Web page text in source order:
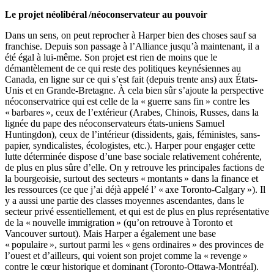
Le projet néolibéral /néoconservateur au pouvoir
Dans un sens, on peut reprocher à Harper bien des choses sauf sa
franchise. Depuis son passage à l’Alliance jusqu’à maintenant, il a
été égal à lui-même. Son projet est rien de moins que le
démantèlement de ce qui reste des politiques keynésiennes au
Canada, en ligne sur ce qui s’est fait (depuis trente ans) aux États-
Unis et en Grande-Bretagne. À cela bien sûr s’ajoute la perspective
néoconservatrice qui est celle de la « guerre sans fin » contre les
« barbares », ceux de l’extérieur (Arabes, Chinois, Russes, dans la
lignée du pape des néoconservateurs états-uniens Samuel
Huntingdon), ceux de l’intérieur (dissidents, gais, féministes, sans-
papier, syndicalistes, écologistes, etc.). Harper pour engager cette
lutte déterminée dispose d’une base sociale relativement cohérente,
de plus en plus sûre d’elle. On y retrouve les principales factions de
la bourgeoisie, surtout des secteurs « montants » dans la finance et
les ressources (ce que j’ai déjà appelé l’ « axe Toronto-Calgary »). Il
y a aussi une partie des classes moyennes ascendantes, dans le
secteur privé essentiellement, et qui est de plus en plus représentative
de la « nouvelle immigration » (qu’on retrouve à Toronto et
Vancouver surtout). Mais Harper a également une base
« populaire », surtout parmi les « gens ordinaires » des provinces de
l’ouest et d’ailleurs, qui voient son projet comme la « revenge »
contre le cœur historique et dominant (Toronto-Ottawa-Montréal).